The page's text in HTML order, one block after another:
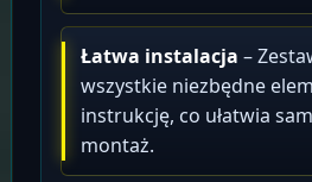
Łatwa instalacja –
wszystkie niezbędne
instrukcję, co ułatwia
montaż.